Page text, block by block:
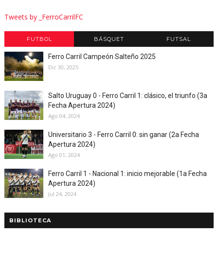
Tweets by _FerroCarrilFC
FUTBOL BÁSQUET FUTSAL
Ferro Carril Campeón Salteño 2025
Dic 30, 2025
Salto Uruguay 0 - Ferro Carril 1: clásico, el triunfo (3a
Fecha Apertura 2024)
Ago 04, 2024
Universitario 3 - Ferro Carril 0: sin ganar (2a Fecha
Apertura 2024)
Ago 01, 2024
Ferro Carril 1 - Nacional 1: inicio mejorable (1a Fecha
Apertura 2024)
Jul 24, 2024
BIBLIOTECA